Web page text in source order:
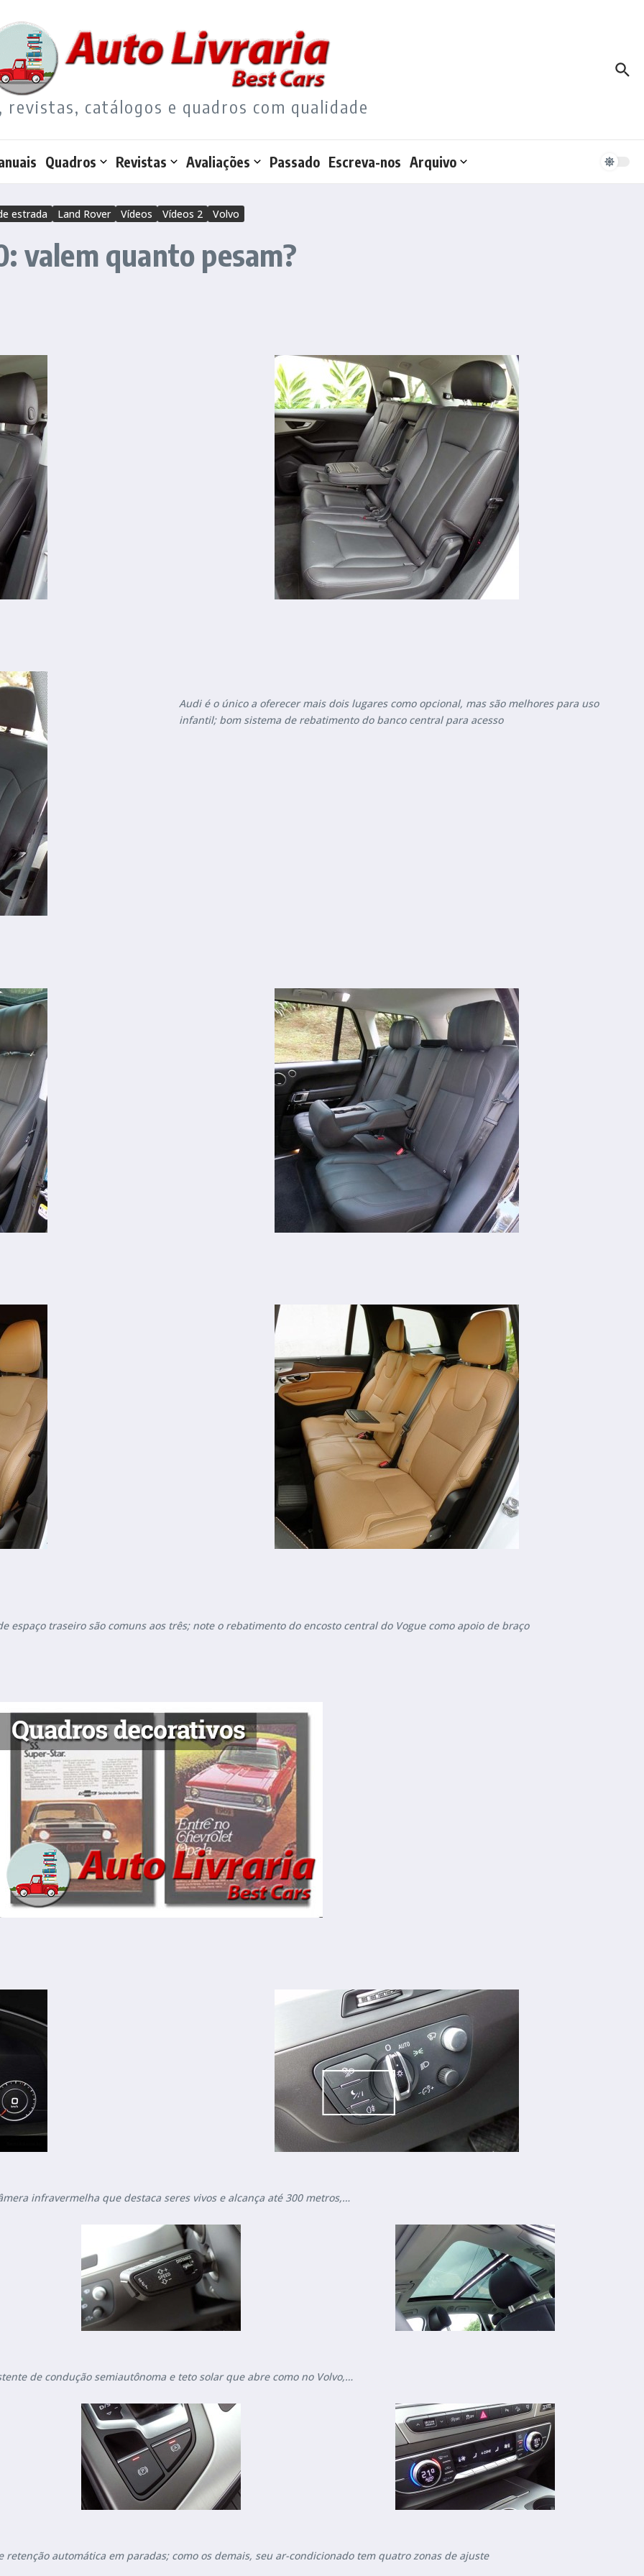
revistas, catálogos e quadros com qualidade
Quadros Revistas Avaliações Passado Escreva-nos Arquivo
estrada Land Rover Vídeos Vídeos 2 Volvo
valem quanto pesam?
Audi é o único a oferecer mais dois lugares como opcional, mas são melhores para uso
infantil; bom sistema de rebatimento do banco central para acesso
espaço traseiro são comuns aos três; note o rebatimento do encosto central do Vogue como apoio de braço
infravermelha que destaca seres vivos e alcança até 300 metros,…
de condução semiautônoma e teto solar que abre como no Volvo,…
automática em paradas; como os demais, seu ar-condicionado tem quatro zonas de ajuste